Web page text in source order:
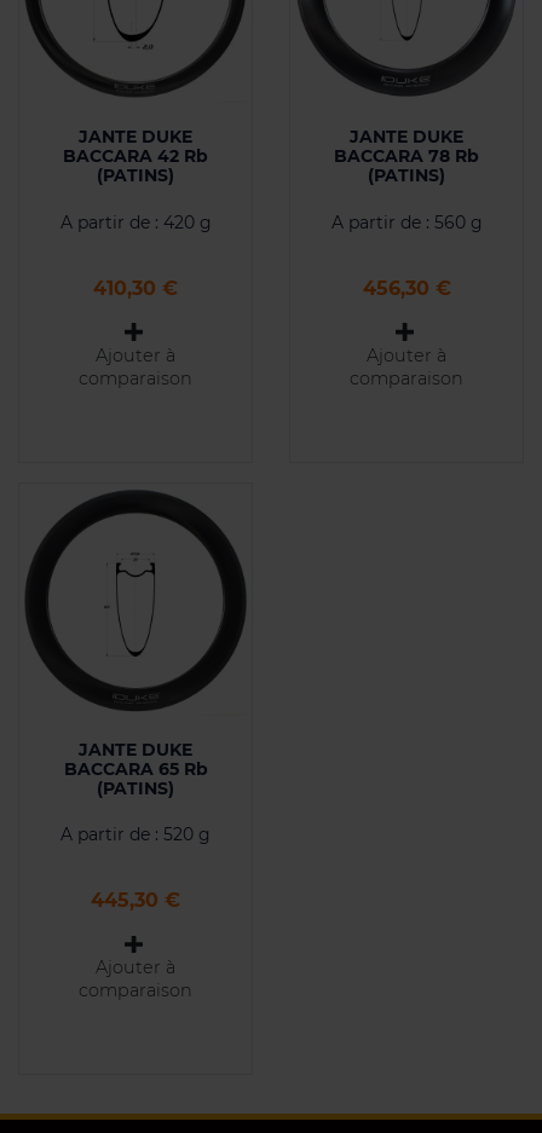
JANTE DUKE
BACCARA 42 Rb
(PATINS)
A partir de : 420 g
Prix
410,30 €
Ajouter à
comparaison
JANTE DUKE
BACCARA 78 Rb
(PATINS)
A partir de : 560 g
Prix
456,30 €
Ajouter à
comparaison
JANTE DUKE
BACCARA 65 Rb
(PATINS)
A partir de : 520 g
Prix
445,30 €
Ajouter à
comparaison